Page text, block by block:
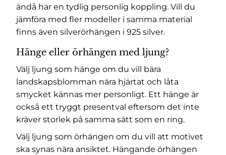
ändå har en tydlig personlig koppling. Vill du
jämföra med fler modeller i samma material
finns även silverörhängen i 925 silver.
Hänge eller örhängen med ljung?
Välj ljung som hänge om du vill bära
landskapsblomman nära hjärtat och låta
smycket kännas mer personligt. Ett hänge är
också ett tryggt presentval eftersom det inte
kräver storlek på samma sätt som en ring.
Välj ljung som örhängen om du vill att motivet
ska synas nära ansiktet. Hängande örhängen